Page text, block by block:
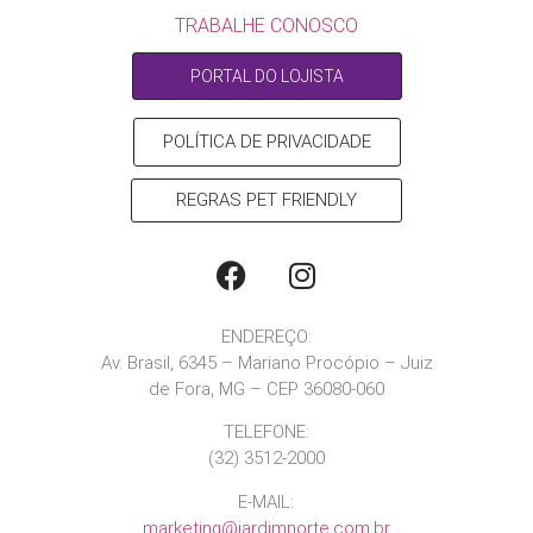
TRABALHE CONOSCO
PORTAL DO LOJISTA
POLÍTICA DE PRIVACIDADE
REGRAS PET FRIENDLY
ENDEREÇO:
Av. Brasil, 6345 – Mariano Procópio – Juiz
de Fora, MG – CEP 36080-060
TELEFONE:
(32) 3512-2000
E-MAIL:
marketing@jardimnorte.com.br